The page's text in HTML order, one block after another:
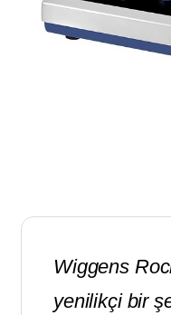
Wiggens
yenilikçi bir